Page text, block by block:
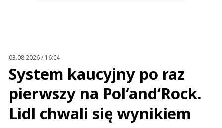
03.08.2026 / 16:04
System kaucyjny po raz
pierwszy na Pol‘and‘Rock.
Lidl chwali się wynikiem